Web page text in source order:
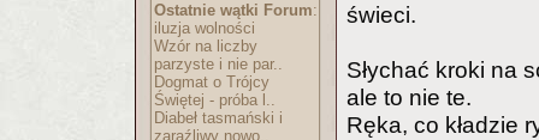
Ostatnie wątki Forum:
iluzja wolności
Wzór na liczby
parzyste i nie par..
Dogmat o Trójcy
Świętej - próba l..
Diabeł tasmański i
zaraźliwy nowo..
świeci.
Słychać kroki na
ale to nie te.
Ręka, co kładzie